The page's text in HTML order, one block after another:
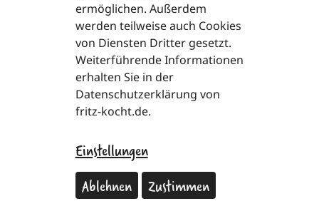
Loading...
copyright2026
Datenschutzerklärung
ermöglichen. Außerdem
werden teilweise auch Cookies
von Diensten Dritter gesetzt.
Weiterführende Informationen
erhalten Sie in der
Datenschutzerklärung von
fritz-kocht.de.
Einstellungen
Ablehnen
Zustimmen